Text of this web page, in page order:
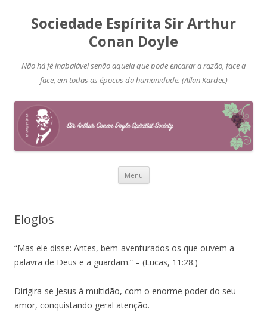
Sociedade Espírita Sir Arthur
Conan Doyle
Não há fé inabalável senão aquela que pode encarar a razão, face a
face, em todas as épocas da humanidade. (Allan Kardec)
Menu Pular
Elogios
“Mas ele disse: Antes, bem-aventurados os que ouvem a
palavra de Deus e a guardam.” – (Lucas, 11:28.)
Dirigira-se Jesus à multidão, com o enorme poder do seu
amor, conquistando geral atenção.